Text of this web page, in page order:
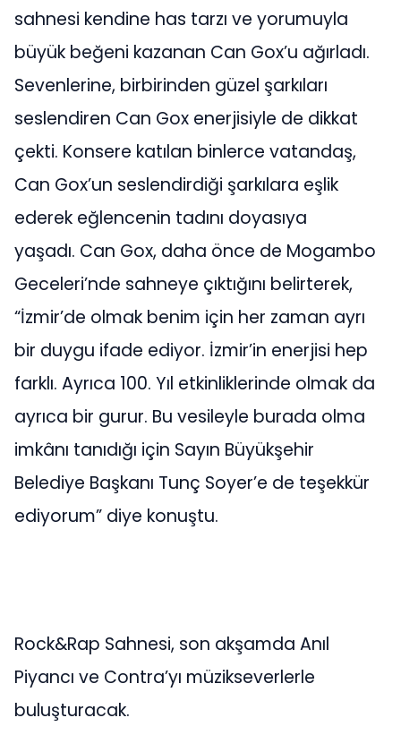
sahnesi kendine has tarzı ve yorumuyla
büyük beğeni kazanan Can Gox’u ağırladı.
Sevenlerine, birbirinden güzel şarkıları
seslendiren Can Gox enerjisiyle de dikkat
çekti. Konsere katılan binlerce vatandaş,
Can Gox’un seslendirdiği şarkılara eşlik
ederek eğlencenin tadını doyasıya
yaşadı. Can Gox, daha önce de Mogambo
Geceleri’nde sahneye çıktığını belirterek,
“İzmir’de olmak benim için her zaman ayrı
bir duygu ifade ediyor. İzmir’in enerjisi hep
farklı. Ayrıca 100. Yıl etkinliklerinde olmak da
ayrıca bir gurur. Bu vesileyle burada olma
imkânı tanıdığı için Sayın Büyükşehir
Belediye Başkanı Tunç Soyer’e de teşekkür
ediyorum” diye konuştu.
Rock&Rap Sahnesi, son akşamda Anıl
Piyancı ve Contra’yı müzikseverlerle
buluşturacak.